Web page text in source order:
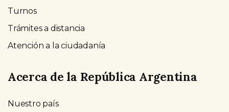
Turnos
Trámites a distancia
Atención a la ciudadanía
Acerca de la República Argentina
Nuestro país